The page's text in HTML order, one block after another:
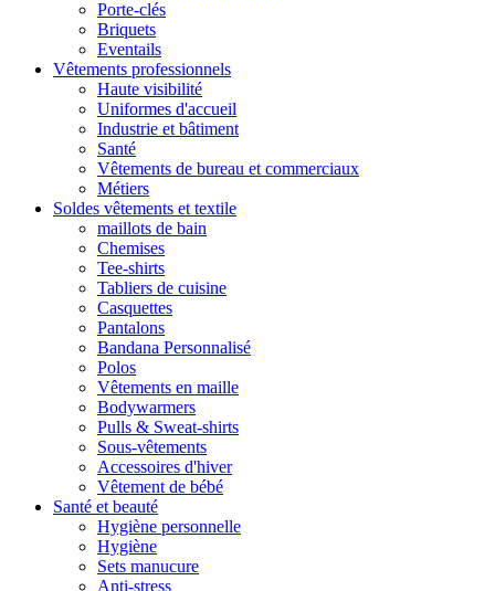
Porte-clés
Briquets
Eventails
Vêtements professionnels
Haute visibilité
Uniformes d'accueil
Industrie et bâtiment
Santé
Vêtements de bureau et commerciaux
Métiers
Soldes vêtements et textile
maillots de bain
Chemises
Tee-shirts
Tabliers de cuisine
Casquettes
Pantalons
Bandana Personnalisé
Polos
Vêtements en maille
Bodywarmers
Pulls & Sweat-shirts
Sous-vêtements
Accessoires d'hiver
Vêtement de bébé
Santé et beauté
Hygiène personnelle
Hygiène
Sets manucure
Anti-stress